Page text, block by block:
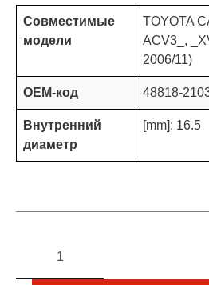
Совместимые
модели
TOYOTA
ACV3_,
2006/11)
OEM-код 48818-
Внутренний
диаметр
[mm]: 16.5